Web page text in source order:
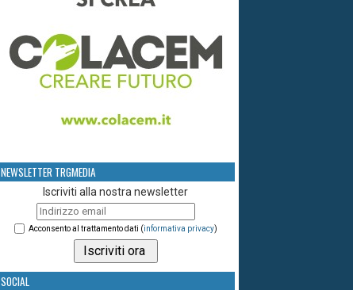
NEWSLETTER TRGMEDIA
Iscriviti alla nostra newsletter
Acconsento al trattamento dati (informativa privacy)
SOCIAL